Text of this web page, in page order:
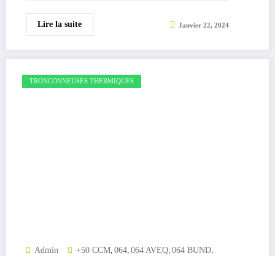
Lire la suite Janvier 22, 2024
TRONCONNEUSES THERMIQUES
Admin +50 CCM, 064, 064 AVEQ, 064 BUND,